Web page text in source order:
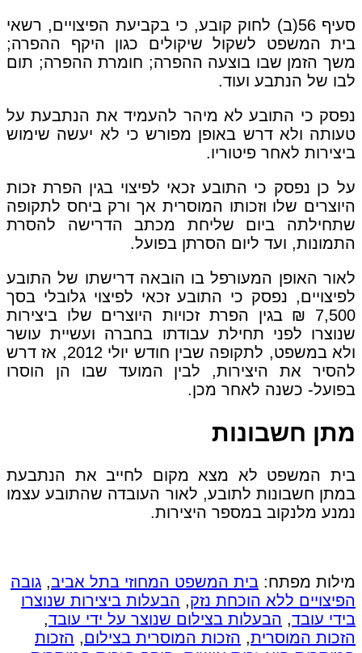
סעיף 56(ב) לחוק קובע, כי בקביעת הפיצויים, רשאי
בית המשפט לשקול שיקולים כגון היקף ההפרה;
משך הזמן שבו בוצעה ההפרה; חומרת ההפרה; תום
לבו של הנתבע ועוד.
נפסק כי התובע לא מיהר להעמיד את הנתבעת על
טעותה ולא דרש באופן מפורש כי לא יעשה שימוש
ביצירות לאחר פיטוריו.
על כן נפסק כי התובע זכאי לפיצוי בגין הפרת זכות
היוצרים שלו וזכותו המוסרית אך ורק ביחס לתקופה
שתחילתה ביום שליחת מכתב הדרישה להסרת
התמונות, ועד ליום הסרתן בפועל.
לאור האופן המעורפל בו הובאה דרישתו של התובע
לפיצויים, נפסק כי התובע זכאי לפיצוי גלובלי בסך
7,500 ₪ בגין הפרת זכויות היוצרים שלו ביצירות
שנוצרו לפני תחילת עבודתו בחברה ועשיית עושר
ולא במשפט, לתקופה שבין חודש יולי 2012, אז דרש
להסיר את היצירות, לבין המועד שבו הן הוסרו
בפועל- כשנה לאחר מכן.
מתן חשבונות
בית המשפט לא מצא מקום לחייב את הנתבעת
במתן חשבונות לתובע, לאור העובדה שהתובע עצמו
נמנע מלנקוב במספר היצירות.
מילות מפתח: בית המשפט המחוזי בתל אביב, גובה
הפיצויים ללא הוכחת נזק, הבעלות ביצירות שנוצרו
בידי עובד, הבעלות בצילום שנוצר על ידי עובד,
הזכות המוסרית, הזכות המוסרית בצילום, הזכות